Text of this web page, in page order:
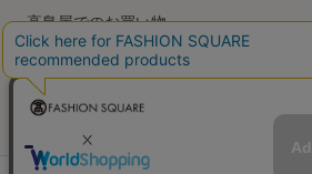
高島屋でのお買い物
公式SNS